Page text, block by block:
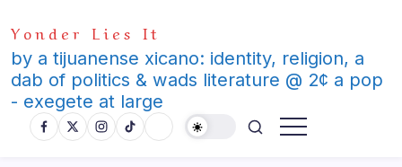
to
content
Yonder Lies It
by a tijuanense xicano: identity, religion, a
dab of politics & wads literature @ 2¢ a pop
- exegete at large